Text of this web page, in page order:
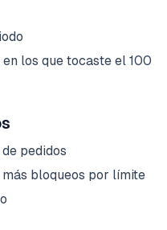
los que tocaste el 100
pedidos
bloqueos por límite